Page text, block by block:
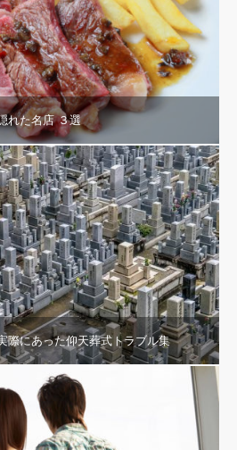
れた名店 ３選
際にあった仰天葬式トラブル集